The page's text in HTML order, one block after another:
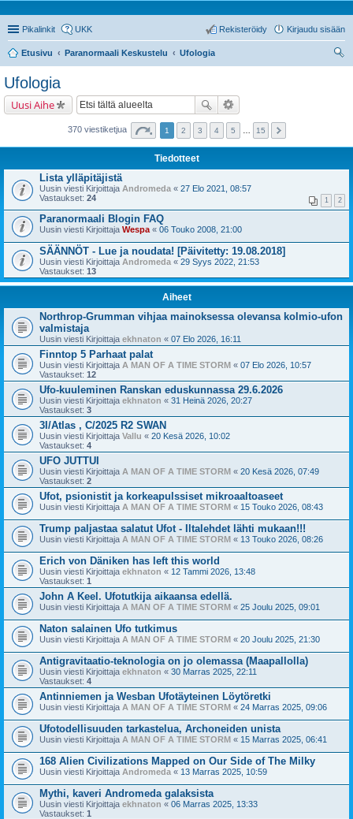
Pikalinkit UKK Kirjaudu sisään
Rekisteröidy
Etusivu Paranormaali Keskustelu
Ufologia
Ufologia
Uusi Aihe
370 viestiketjua 1 2 3 4 5 15
Tiedotteet
Lista ylläpitäjistä
Uusin viesti Kirjoittaja Andromeda « 27 Elo 2021, 08:57
Vastaukset: 24 1 2
Paranormaali Blogin FAQ
Uusin viesti Kirjoittaja Wespa « 06 Touko 2008, 21:00
SÄÄNNÖT - Lue ja noudata! [Päivitetty: 19.08.2018]
Uusin viesti Kirjoittaja Andromeda « 29 Syys 2022, 21:53
Vastaukset: 13
Aiheet
Northrop-Grumman vihjaa mainoksessa olevansa kolmio-ufon
valmistaja
Uusin viesti Kirjoittaja ekhnaton « 07 Elo 2026, 16:11
Finntop 5 Parhaat palat
Uusin viesti Kirjoittaja A MAN OF A TIME STORM « 07 Elo 2026, 10:57
Vastaukset: 12
Ufo-kuuleminen Ranskan eduskunnassa 29.6.2026
Uusin viesti Kirjoittaja ekhnaton « 31 Heinä 2026, 20:27
Vastaukset: 3
3I/Atlas , C/2025 R2 SWAN
Uusin viesti Kirjoittaja Vallu « 20 Kesä 2026, 10:02
Vastaukset: 4
UFO JUTTUI
Uusin viesti Kirjoittaja A MAN OF A TIME STORM « 20 Kesä 2026, 07:49
Vastaukset: 2
Ufot, psionistit ja korkeapulssiset mikroaaltoaseet
Uusin viesti Kirjoittaja A MAN OF A TIME STORM « 15 Touko 2026, 08:43
Trump paljastaa salatut Ufot - Iltalehdet lähti mukaan!!!
Uusin viesti Kirjoittaja A MAN OF A TIME STORM « 13 Touko 2026, 08:26
Erich von Däniken has left this world
Uusin viesti Kirjoittaja ekhnaton « 12 Tammi 2026, 13:48
Vastaukset: 1
John A Keel. Ufotutkija aikaansa edellä.
Uusin viesti Kirjoittaja A MAN OF A TIME STORM « 25 Joulu 2025, 09:01
Naton salainen Ufo tutkimus
Uusin viesti Kirjoittaja A MAN OF A TIME STORM « 20 Joulu 2025, 21:30
Antigravitaatio-teknologia on jo olemassa (Maapallolla)
Uusin viesti Kirjoittaja ekhnaton « 30 Marras 2025, 22:11
Vastaukset: 4
Antinniemen ja Wesban Ufotäyteinen Löytöretki
Uusin viesti Kirjoittaja A MAN OF A TIME STORM « 24 Marras 2025, 09:06
Ufotodellisuuden tarkastelua, Archoneiden unista
Uusin viesti Kirjoittaja A MAN OF A TIME STORM « 15 Marras 2025, 06:41
168 Alien Civilizations Mapped on Our Side of The Milky
Uusin viesti Kirjoittaja Andromeda « 13 Marras 2025, 10:59
Mythi, kaveri Andromeda galaksista
Uusin viesti Kirjoittaja ekhnaton « 06 Marras 2025, 13:33
Vastaukset: 1